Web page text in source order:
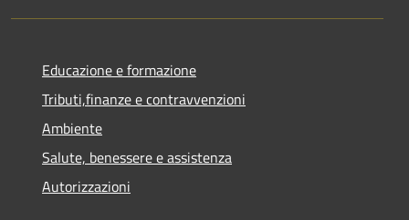
Educazione e formazione
Tributi,finanze e contravvenzioni
Ambiente
Salute, benessere e assistenza
Autorizzazioni